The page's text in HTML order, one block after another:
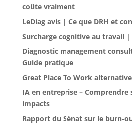
coûte vraiment
LeDiag avis | Ce que DRH et
Surcharge cognitive au travail
Diagnostic management
Guide pratique
Great Place To Work
IA en entreprise – Comprendre
impacts
Rapport du Sénat sur le burn-